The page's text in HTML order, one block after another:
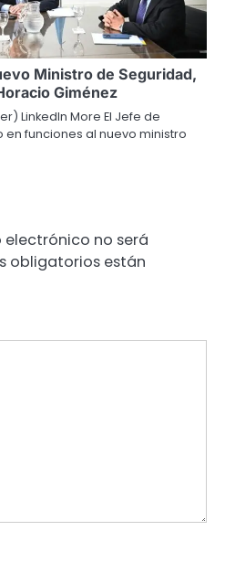
Ministro de Seguridad,
Giménez
LinkedIn More El Jefe de
funciones al nuevo ministro
no será
obligatorios están